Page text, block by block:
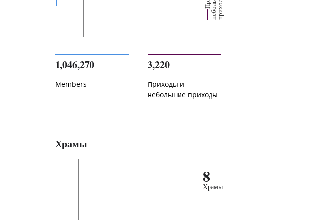
х
ш
ы
1,046,270
Members
3,220
Приходы и
небольшие приходы
Храмы
8
Храмы